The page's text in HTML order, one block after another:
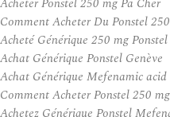
Comment Acheter Du Ponstel
Acheté Générique 250 mg
Achat Générique Ponstel Genève
Achat Générique Mefenamic
Comment Acheter Ponstel 250